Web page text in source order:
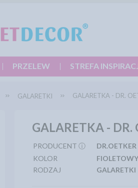
PRZELEW STREFA
GALARETKI GALARETKA - DR.
GALARETKA -
PRODUCENT ⓘ
DR.OETKER
KOLOR
FIOLETOWY
RODZAJ
GALARETKI